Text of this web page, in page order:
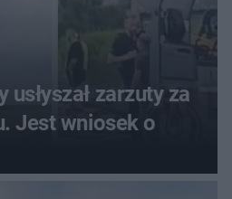
usłyszał zarzuty za
Jest wniosek o